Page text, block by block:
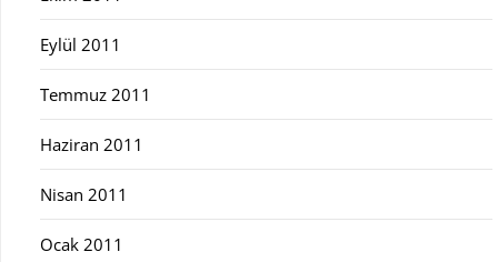
Eylül 2011
Temmuz 2011
Haziran 2011
Nisan 2011
Ocak 2011